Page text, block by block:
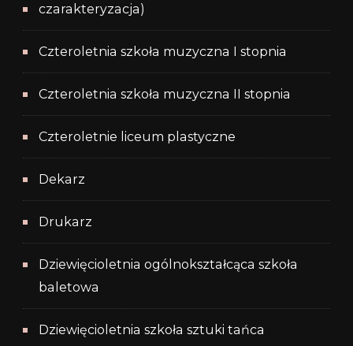
czarakteryzacja)
Czteroletnia szkoła muzyczna I stopnia
Czteroletnia szkoła muzyczna II stopnia
Czteroletnie liceum plastyczne
Dekarz
Drukarz
Dziewięcioletnia ogólnokształcąca szkoła
baletowa
Dziewięcioletnia szkoła sztuki tańca